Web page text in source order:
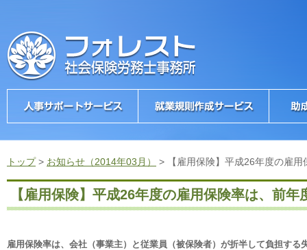
トップ> お知らせ（2014年03月） > 【雇用保険】平成26年度の雇
【雇用保険】平成26年度の雇用保険率は、前
雇用保険率は、会社（事業主）と従業員（被保険者）が折半して負担す